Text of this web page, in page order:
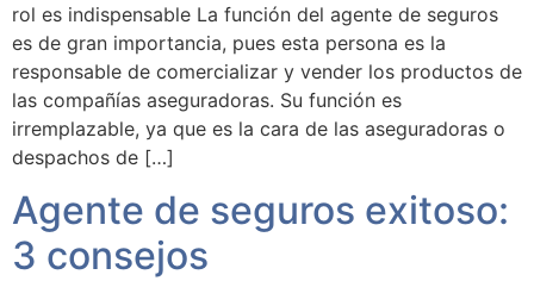
rol es indispensable La función del agente de seguros
es de gran importancia, pues esta persona es la
responsable de comercializar y vender los productos de
las compañías aseguradoras. Su función es
irremplazable, ya que es la cara de las aseguradoras o
despachos de […]
Agente de seguros exitoso:
3 consejos